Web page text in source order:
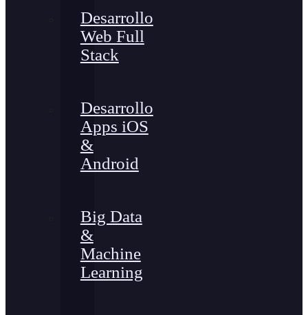
Desarrollo
Web Full
Stack
Desarrollo
Apps iOS
&
Android
Big Data
&
Machine
Learning